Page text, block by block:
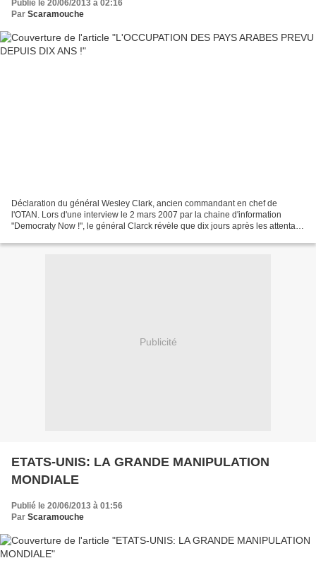
Publié le 20/06/2013 à 02:16
Par Scaramouche
Déclaration du général Wesley Clark, ancien commandant en chef de
l'OTAN. Lors d'une interview le 2 mars 2007 par la chaine d'information
"Democraty Now !", le général Clarck révèle que dix jours après les attentats
Publicité
ETATS-UNIS: LA GRANDE MANIPULATION
MONDIALE
Publié le 20/06/2013 à 01:56
Par Scaramouche